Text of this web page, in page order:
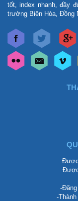
tốt, index nhanh, đầy
trường Biên Hòa, Đồng
-
-